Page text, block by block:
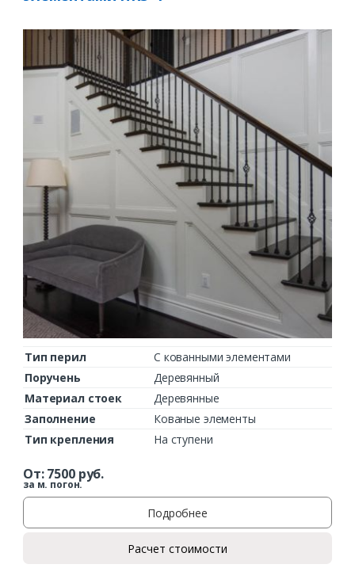
Тип перил
С кованными элементами
Поручень
Деревянный
Материал стоек
Деревянные
Заполнение
Кованые элементы
Тип крепления
На ступени
От:7500руб.
за м. погон.
Подробнее
Расчет стоимости